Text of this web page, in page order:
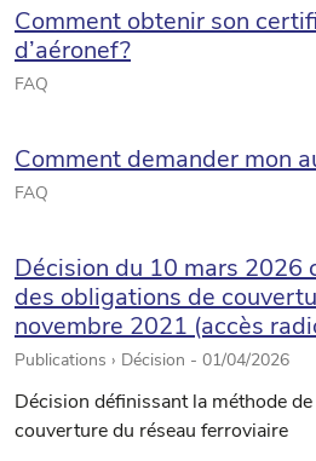
Comment obtenir son
d’aéronef?
FAQ
Comment demander mon
FAQ
Décision du 10 mars 2026
des obligations de
novembre 2021 (accès
Publications › Décision - 01/04/2026
Décision définissant la méthode
couverture du réseau ferroviaire